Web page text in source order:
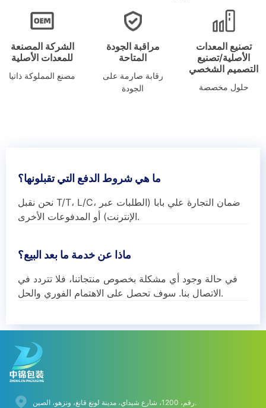
الشركة المصنعة
للمعدات الأصلية
مصنع المملوكة ذاتيا
مراقبة الجودة
المتاحة
رقابة صارمة على
الجودة
تصنيع المعدات
الأصلية/تصنيع
التصميم الشخصي
حلول مخصصة
ما هي شروط الدفع التي تقبلونها؟
نحن نقبل T/T، L/C، ضمان التجارة علي بابا (الطلبات عبر
الإنترنت) أو المدفوعات الأخرى.
ماذا عن خدمة ما بعد البيع؟
في حالة وجود أي مشكلة بخصوص منتجاتنا، فلا تتردد في
الاتصال بنا. سوف تحصل على الاهتمام الفوري والحل.
رقم، 1200، شارع شيداي، مدينة لونغ قانغ، ونزهو، الصين.